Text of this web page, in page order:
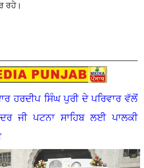
ਰਹੇ।
ਹਰਦੀਪ ਸਿੰਘ ਪੁਰੀ ਦੇ ਪਰਿਵਾਰ ਵੱਲੋਂ
ਜੀ ਪਟਨਾ ਸਾਹਿਬ ਲਈ ਪਾਲਕੀ